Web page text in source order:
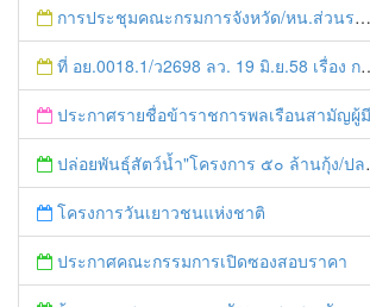
การประชุมคณะกรมการจังหวัด/หน.ส่วนราชการประจำเดือน มิถุนายน 2558
ที่ อย.0018.1/ว2698 ลว. 19 มิ.ย.58 เรื่อง การแก้ไขปัญหาหนี้สินให้แก่เกษตรกร
ประกาศรายชื่อข้าราชการพลเรือนสามัญผู้มีผลการปฏิบัติราชการอบู่ในระดับดีเด่นแล
ปล่อยพันธุ์สัตว์น้ำ"โครงการ ๕๐ ล้านกุ้ง/ปลา ฟื้นชีวิตใหม่ให้เจ้าพระยา
โครงการวันเยาวชนแห่งชาติ
ประกาศคณะกรรมการเปิดซองสอบราคา